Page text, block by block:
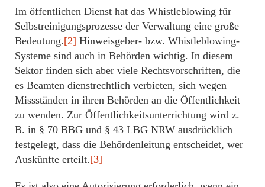
Im öffentlichen Dienst hat das Whistleblowing für
Selbstreinigungsprozesse der Verwaltung eine große
Bedeutung.[2] Hinweisgeber- bzw. Whistleblowing-
Systeme sind auch in Behörden wichtig. In diesem
Sektor finden sich aber viele Rechtsvorschriften, die
es Beamten dienstrechtlich verbieten, sich wegen
Missständen in ihren Behörden an die Öffentlichkeit
zu wenden. Zur Öffentlichkeitsunterrichtung wird z.
B. in § 70 BBG und § 43 LBG NRW ausdrücklich
festgelegt, dass die Behördenleitung entscheidet, wer
Auskünfte erteilt.[3]